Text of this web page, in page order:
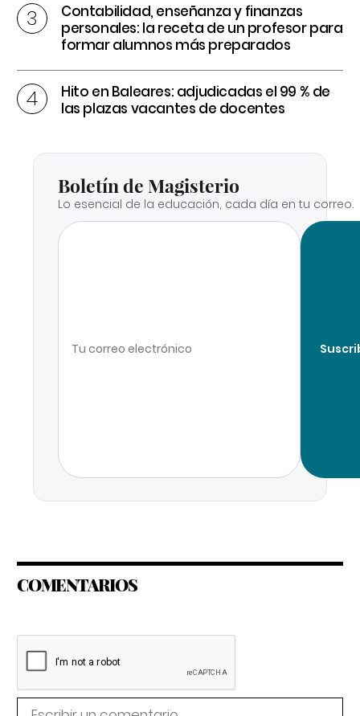
Contabilidad, enseñanza y finanzas
personales: la receta de un profesor para
formar alumnos más preparados
Hito en Baleares: adjudicadas el 99 % de
las plazas vacantes de docentes
Boletín de Magisterio
Lo esencial de la educación, cada día en tu correo.
COMENTARIOS